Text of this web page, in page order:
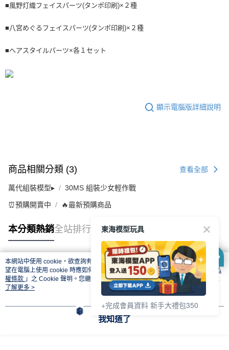
■風野灯織フェイスパーツ(タンポ印刷)×２種
■八宮めぐるフェイスパーツ(タンポ印刷)×２種
■ヘアスタイルパーツ×各１セット
顯示電腦版詳細說明
商品相關分類 (3) 查看全部
萬代組裝模型▸ 30MS 組裝少女輕作戰
⏰預購開賣中 🔥最新預購商品
本分類熱銷全站排行
熱門標籤
本網站中使用 cookie，欲查詢有關本網站使用 cookie 方式之詳情，及若您不希
望在電腦上使用 cookie 時應如何變更電腦的 cookie 設定，請參閱本網站「
隱私
權條款 」之 Cookie 聲明。您繼續使用本網站即表示您同意本公司得按本網站使
用條款之 Cookie 聲明使用 cookie。
了解更多 >
我知道了
東海模型玩具
+完成會員資料 新手大禮包350